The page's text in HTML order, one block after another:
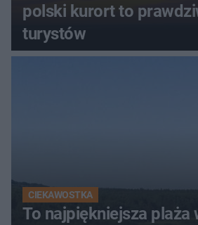
polski kurort to
turystów
CIEKAWOSTKA
To najpiękniejsza plaża